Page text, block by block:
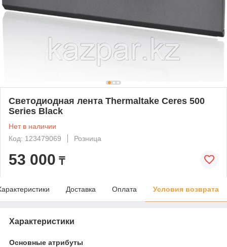
Светодиодная лента Thermaltake Ceres 500
Series Black
Нет в наличии
Код: 123479069
Розница
53 000 ₸
Доставка Оплата Условия возврата
Характеристики
Основные атрибуты